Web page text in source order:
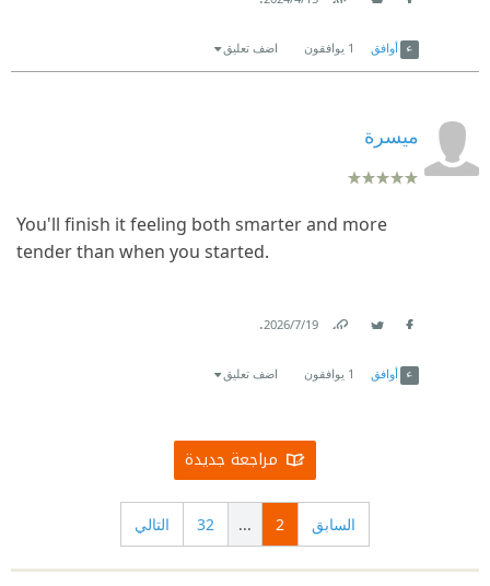
أوافق 1 يوافقون اضف تعليق
ميسرة
You'll finish it feeling both smarter and more
tender than when you started.
19‏/7‏/2026
.
أوافق 1 يوافقون اضف تعليق
مراجعة جديدة
السابق 2
...
32 التالي